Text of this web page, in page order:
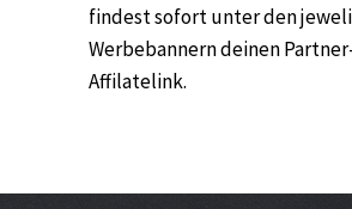
findest sofort unter den
Werbebannern deinen
Affilatelink.